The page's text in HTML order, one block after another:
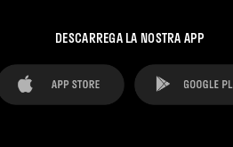
DESCARREGA LA NOSTRA APP